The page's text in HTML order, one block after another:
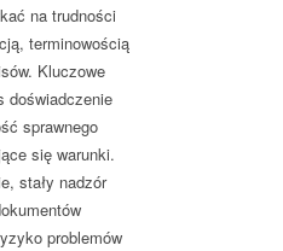
na trudności
terminowością
Kluczowe
doświadczenie
sprawnego
się warunki.
stały nadzór
problemów